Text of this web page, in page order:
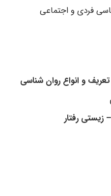
فردی و اجتماعی